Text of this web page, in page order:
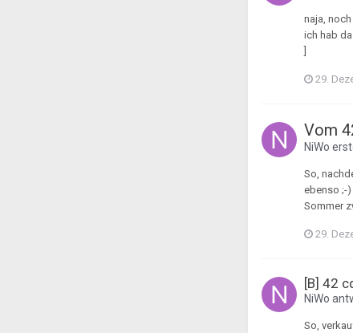
naja,
ich hab
29.
Vom
NiWo
So,
ebenso ;-)
Sommer
29.
[B] 42
NiWo
So,